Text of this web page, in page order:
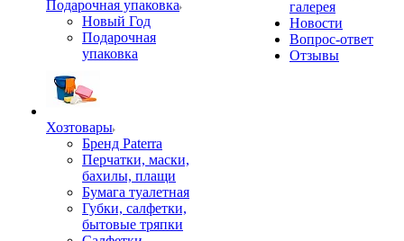
Подарочная упаковка
Новый Год
Подарочная
упаковка
Хозтовары
Бренд Paterra
Перчатки, маски,
бахилы, плащи
Бумага туалетная
Губки, салфетки,
бытовые тряпки
галерея
Новости
Вопрос-ответ
Отзывы